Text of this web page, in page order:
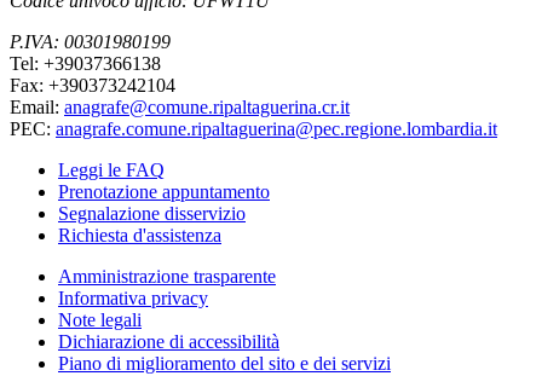
P.IVA: 00301980199
Tel: +39037366138
Fax: +390373242104
Email: anagrafe@comune.ripaltaguerina.cr.it
PEC: anagrafe.comune.ripaltaguerina@pec.regione.lombardia.it
Leggi le FAQ
Prenotazione appuntamento
Segnalazione disservizio
Richiesta d'assistenza
Amministrazione trasparente
Informativa privacy
Note legali
Dichiarazione di accessibilità
Piano di miglioramento del sito e dei servizi